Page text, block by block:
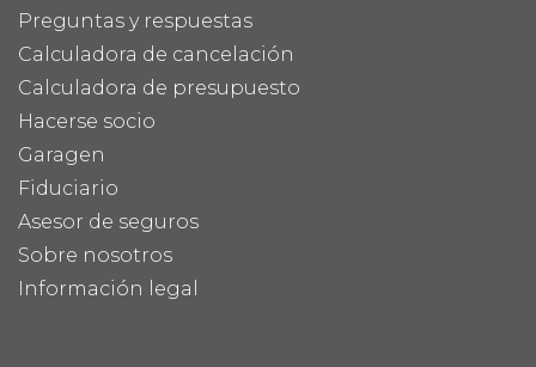
Preguntas y respuestas
Calculadora de cancelación
Calculadora de presupuesto
Hacerse socio
Garagen
Fiduciario
Asesor de seguros
Sobre nosotros
Información legal